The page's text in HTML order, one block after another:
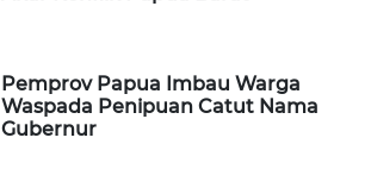
Pemprov Papua Imbau Warga
Waspada Penipuan Catut Nama
Gubernur